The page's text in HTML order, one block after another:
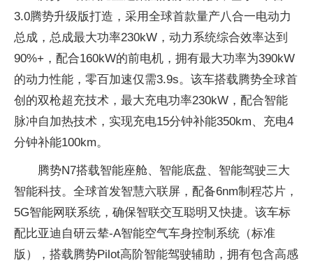
3.0腾势升级版打造，采用全球首款量产八合一电动力
总成，总成最大功率230kW，动力系统综合效率达到
90%+，配合160kW的前电机，拥有最大功率为390kW
的动力性能，零百加速仅需3.9s。该车搭载腾势全球首
创的双枪超充技术，最大充电功率230kW，配合智能
脉冲自加热技术，实现充电15分钟补能350km、充电4
分钟补能100km。
腾势N7搭载智能座舱、智能底盘、智能驾驶三大
智能科技。全球首发智慧六联屏，配备6nm制程芯片，
5G智能网联系统，确保智联交互聪明又快捷。该车标
配比亚迪自研云辇-A智能空气车身控制系统（标准
版），搭载腾势Pilot高阶智能驾驶辅助，拥有包含高感